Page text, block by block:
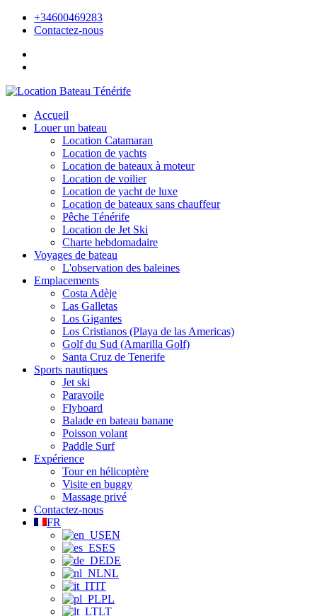
+34600469283
Contactez-nous
Accueil
Louer un bateau
Location Catamaran
Location de yachts
Location de bateaux à moteur
Location de voilier
Location de yacht de luxe
Location de bateaux sans chauffeur
Pêche Ténérife
Location de Jet Ski
Charte hebdomadaire
Voyages de bateau
L'observation des baleines
Emplacements
Costa Adèje
Las Galletas
Los Gigantes
Los Cristianos (Playa de las Americas)
Golf du Sud (Amarilla Golf)
Santa Cruz de Tenerife
Sports nautiques
Jet ski
Paravoile
Flyboard
Balade en bateau banane
Poisson volant
Paddle Surf
Expérience
Tour en hélicoptère
Visite en buggy
Massage privé
Contactez-nous
FR
EN
ES
DE
NL
IT
PL
LT